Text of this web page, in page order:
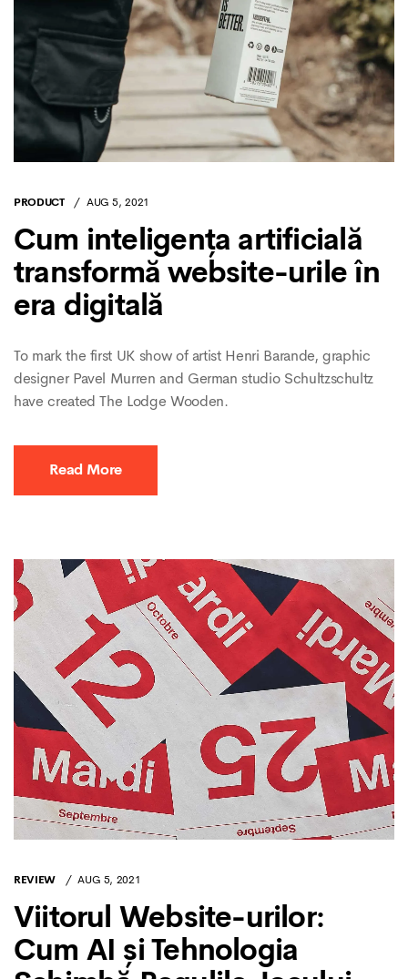
PRODUCT AUG 5, 2021
Cum inteligența artificială
transformă website-urile în
era digitală
To mark the first UK show of artist Henri Barande, graphic
designer Pavel Murren and German studio Schultzschultz
have created The Lodge Wooden.
Read More
REVIEW AUG 5, 2021
Viitorul Website-urilor:
Cum AI și Tehnologia